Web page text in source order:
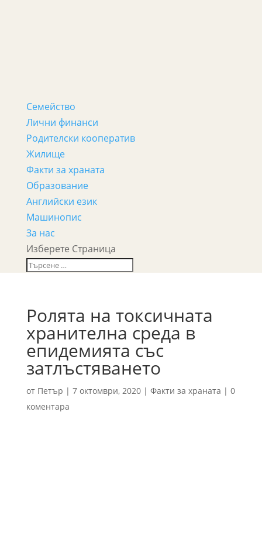
Семейство
Лични финанси
Родителски кооператив
Жилище
Факти за храната
Образование
Английски език
Машинопис
За нас
Изберете Страница
Ролята на токсичната
хранителна среда в
епидемията със
затлъстяването
от Петър | 7 октомври, 2020| Факти за храната | 0
коментара